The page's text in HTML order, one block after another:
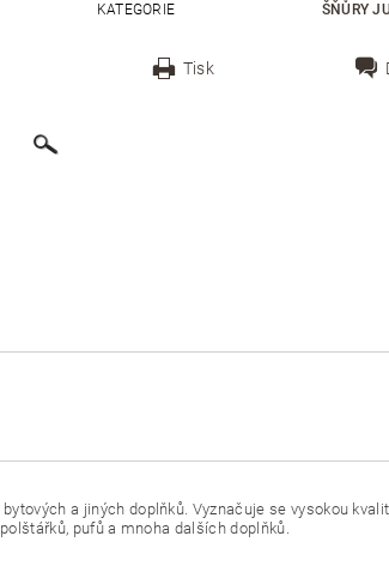
KATEGORIE
ŠŇŮRY
Tisk
a jiných doplňků. Vyznačuje se vysokou
pufů a mnoha dalších doplňků.